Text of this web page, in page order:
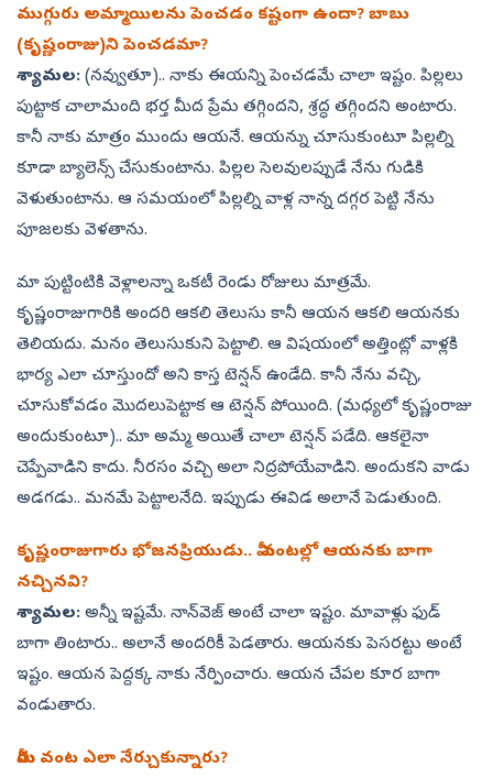
ముగ్గురు అమ్మాయిలను పెంచడం కష్టంగా ఉందా? బాబు
(కృష్ణంరాజు)ని పెంచడమా?
శ్యామల: (నవ్వుతూ).. నాకు ఈయన్ని పెంచడమే చాలా ఇష్టం. పిల్లలు
పుట్టాక చాలామంది భర్త మీద ప్రేమ తగ్గిందని, శ్రద్ధ తగ్గిందని అంటారు.
కానీ నాకు మాత్రం ముందు ఆయనే. ఆయన్ను చూసుకుంటూ పిల్లల్ని
కూడా బ్యాలెన్స్‌ చేసుకుంటాను. పిల్లల సెలవులప్పుడే నేను గుడికి
వెళుతుంటాను. ఆ సమయంలో పిల్లల్ని వాళ్ల నాన్న దగ్గర పెట్టి నేను
పూజలకు వెళతాను.
మా పుట్టింటికి వెళ్లాలన్నా ఒకటీ రెండు రోజులు మాత్రమే.
కృష్ణంరాజుగారికి అందరి ఆకలి తెలుసు కానీ ఆయన ఆకలి ఆయనకు
తెలియదు. మనం తెలుసుకుని పెట్టాలి. ఆ విషయంలో అత్తింట్లో వాళ్లకి
భార్య ఎలా చూస్తుందో అని కాస్త టెన్షన్‌ ఉండేది. కానీ నేను వచ్చి,
చూసుకోవడం మొదలుపెట్టాక ఆ టెన్షన్‌ పోయింది. (మధ్యలో కృష్ణంరాజు
అందుకుంటూ).. మా అమ్మ అయితే చాలా టెన్షన్‌ పడేది. ఆకలైనా
చెప్పేవాడిని కాదు. నీరసం వచ్చి అలా నిద్రపోయేవాడిని. అందుకని వాడు
అడగడు.. మనమే పెట్టాలనేది. ఇప్పుడు ఈవిడ అలానే పెడుతుంది.
కృష్ణంరాజుగారు భోజనప్రియుడు.. మీ వంటల్లో ఆయనకు బాగా
నచ్చినవి?
శ్యామల: అన్నీ ఇష్టమే. నాన్‌వెజ్‌ అంటే చాలా ఇష్టం. మావాళ్లు ఫుడ్‌
బాగా తింటారు.. అలానే అందరికీ పెడతారు. ఆయనకు పెసరట్టు అంటే
ఇష్టం. ఆయన పెద్దక్క నాకు నేర్పించారు. ఆయన చేపల కూర బాగా
వండుతారు.
మీరు వంట ఎలా నేర్చుకున్నారు?